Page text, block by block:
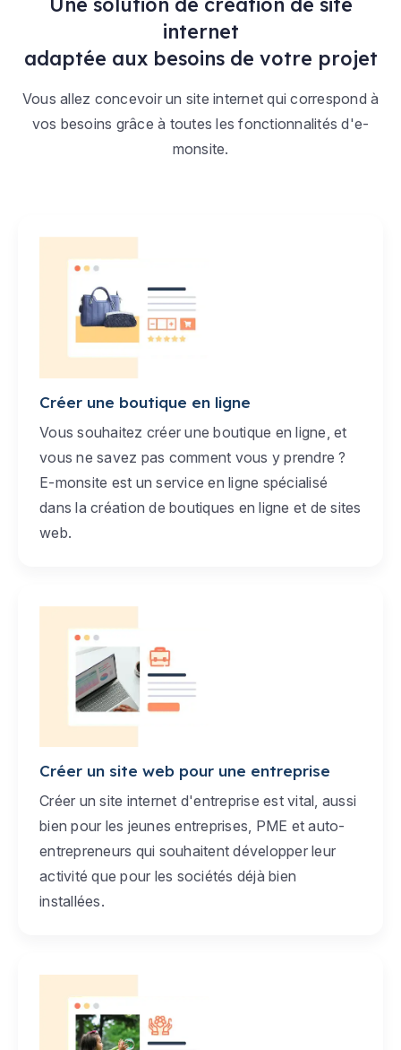
internet
adaptée aux besoins de votre projet
Vous allez concevoir un site internet qui correspond à
vos besoins grâce à toutes les fonctionnalités d'e-
monsite.
Créer une boutique en ligne
Vous souhaitez créer une boutique en ligne, et
vous ne savez pas comment vous y prendre ?
E-monsite est un service en ligne spécialisé
dans la création de boutiques en ligne et de sites
web.
Créer un site web pour une entreprise
Créer un site internet d'entreprise est vital, aussi
bien pour les jeunes entreprises, PME et auto-
entrepreneurs qui souhaitent développer leur
activité que pour les sociétés déjà bien
installées.